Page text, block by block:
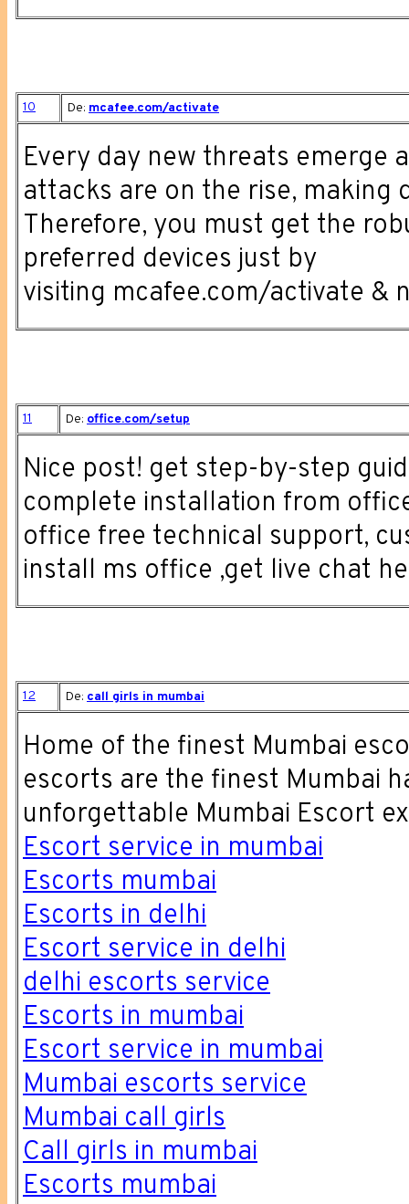
10 De: mcafee.com/activate
Every day new threats emerge
attacks are on the rise,
Therefore, you must get the
preferred devices just by
visiting mcafee.com/activate &
11 De: office.com/setup
Nice post! get step-by-step
complete installation from
office free technical support,
install ms office ,get live chat
12 De: call girls in mumbai
Home of the finest Mumbai
escorts are the finest Mumbai
unforgettable Mumbai Escort
Escort service in mumbai
Escorts mumbai
Escorts in delhi
Escort service in delhi
delhi escorts service
Escorts in mumbai
Escort service in mumbai
Mumbai escorts service
Mumbai call girls
Call girls in mumbai
Escorts mumbai